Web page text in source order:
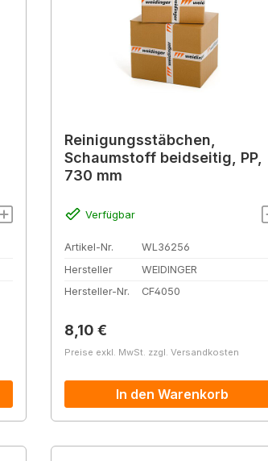
Reinigungsstäbchen,
Schaumstoff beidseitig, PP,
730 mm
Verfügbar
Artikel-Nr.
WL36256
Hersteller
WEIDINGER
Hersteller-Nr.
CF4050
Regulärer Preis:
8,10 €
Preise exkl. MwSt. zzgl. Versandkosten
In den Warenkorb